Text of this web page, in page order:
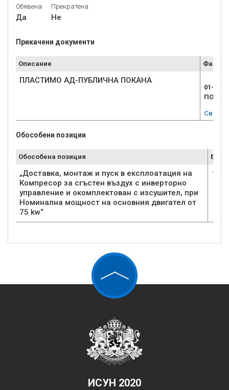
Обявена
Да
Прекратена
Не
Прикачени документи
Описание Файл
ПЛАСТИМО АД-ПУБЛИЧНА ПОКАНА
01-
Свали
Обособени позиции
Обособена позиция Брой
„Доставка, монтаж и пуск в експлоатация на
Компресор за сгъстен въздух с инверторно
управление и окомплектован с изсушител, при
Номинална мощност на основния двигател от
75 kw“
1
ИСУН 2020